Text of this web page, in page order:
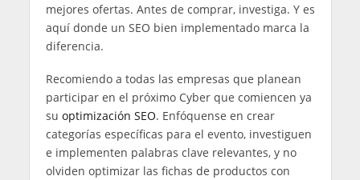
mejores ofertas. Antes de comprar, investiga. Y es
aquí donde un SEO bien implementado marca la
diferencia.
Recomiendo a todas las empresas que planean
participar en el próximo Cyber que comiencen ya
su optimización SEO. Enfóquense en crear
categorías específicas para el evento, investiguen
e implementen palabras clave relevantes, y no
olviden optimizar las fichas de productos con